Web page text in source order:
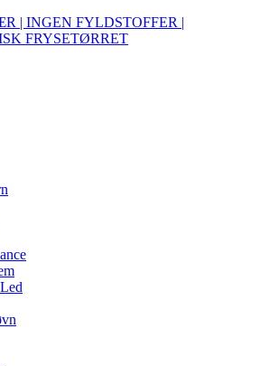
| INGEN FYLDSTOFFER |
FRYSETØRRET